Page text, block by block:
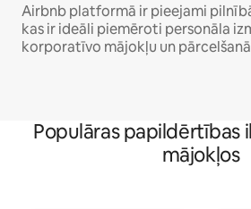
Airbnb platformā ir pieejami
kas ir ideāli piemēroti personāla
korporatīvo mājokļu un
Populāras papildērtības
mājokļos